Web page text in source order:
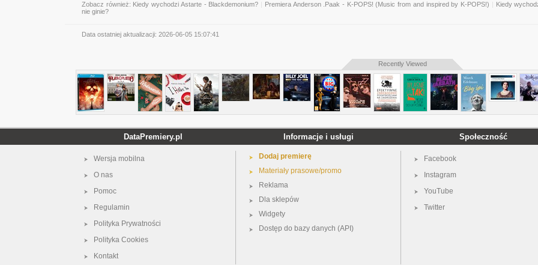
Zobacz również: Kiedy wychodzi Astarte - Blackdemonium? Premiera Anderson .Paak - K-POPS! (Music from and inspired by K-POPS!)
Kiedy
nie ginie?
Data ostatniej aktualizacji: 2026-06-05 15:07:41
Recently Viewed
DataPremiery.pl
Wersja mobilna
O nas
Pomoc
Regulamin
Polityka Prywatności
Polityka Cookies
Kontakt
Informacje i usługi
Dodaj premierę
Materiały prasowe/promo
Reklama
Dla sklepów
Widgety
Dostęp do bazy danych (API)
Społeczność
Facebook
Instagram
YouTube
Twitter